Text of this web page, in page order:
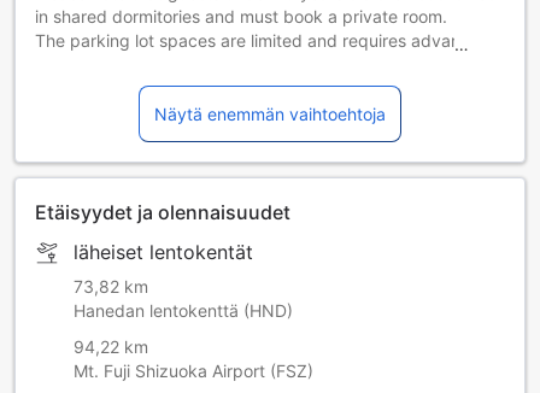
in shared dormitories and must book a private room.
The parking lot spaces are limited and requires advance
parking lot is full, you will not be able to use the parking lot.
Parking fee is ¥1,000 per car per night.
Näytä enemmän vaihtoehtoja
Etäisyydet ja olennaisuudet
läheiset lentokentät
73,82 km
Hanedan lentokenttä (HND)
94,22 km
Mt. Fuji Shizuoka Airport (FSZ)